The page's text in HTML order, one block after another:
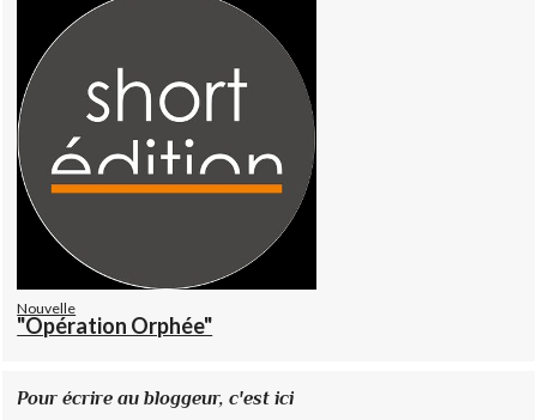
Nouvelle
"Opération Orphée"
Pour écrire au bloggeur, c'est ici